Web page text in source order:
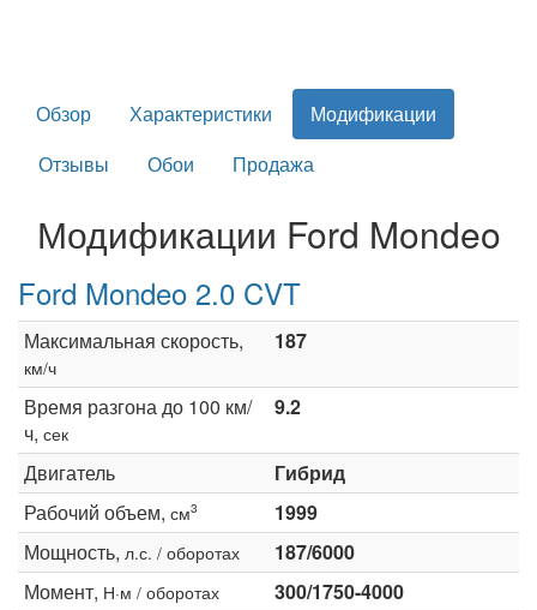
Обзор Характеристики
Модификации
Отзывы
Обои Продажа
Модификации Ford Mondeo
Ford Mondeo 2.0 CVT
Максимальная скорость,
км/ч
187
Время разгона до 100 км/
ч, сек
9.2
Двигатель
Гибрид
Рабочий объем, см3
1999
Мощность, л.с. / оборотах
187/6000
Момент, Н·м / оборотах
300/1750-4000